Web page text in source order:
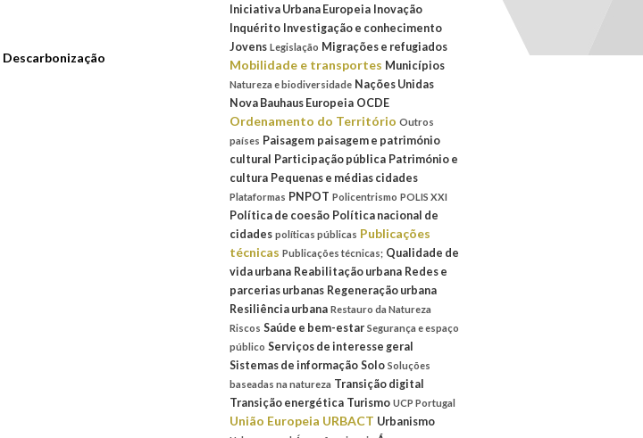
Descarbonização
Iniciativa Urbana Europeia Inovação
Inquérito Investigação e conhecimento
Jovens Legislação Migrações e refugiados
Mobilidade e transportes Municípios
Natureza e biodiversidade Nações Unidas
Nova Bauhaus Europeia OCDE
Ordenamento do Território Outros
países Paisagem paisagem e património
cultural Participação pública Património e
cultura Pequenas e médias cidades
Plataformas PNPOT Policentrismo POLIS XXI
Política de coesão Política nacional de
cidades políticas públicas Publicações
técnicas Publicações técnicas; Qualidade de
vida urbana Reabilitação urbana Redes e
parcerias urbanas Regeneração urbana
Resiliência urbana Restauro da Natureza
Riscos Saúde e bem-estar Segurança e espaço
público Serviços de interesse geral
Sistemas de informação Solo Soluções
baseadas na natureza Transição digital
Transição energética Turismo UCP Portugal
União Europeia URBACT Urbanismo